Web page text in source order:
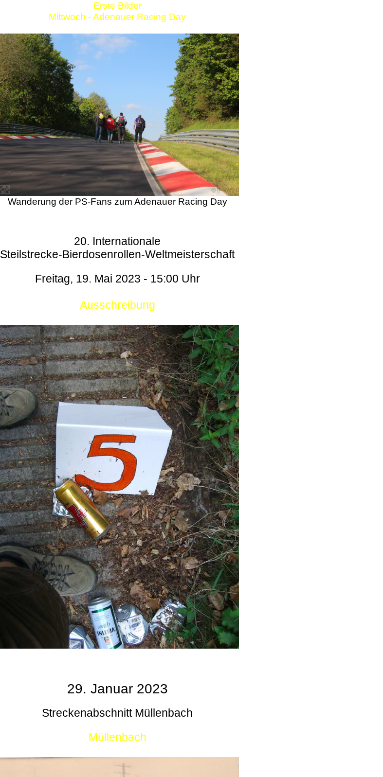
Erste Bilder
Mittwoch - Adenauer Racing Day
Wanderung der PS-Fans zum Adenauer Racing Day
20. Internationale
Steilstrecke-Bierdosenrollen-Weltmeisterschaft
Freitag, 19. Mai 2023 - 15:00 Uhr
Ausschreibung
29. Januar 2023
Streckenabschnitt Müllenbach
Müllenbach